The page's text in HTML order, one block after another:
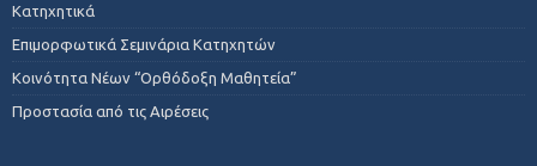
Κατηχητικά
Επιμορφωτικά Σεμινάρια Κατηχητών
Κοινότητα Νέων “Ορθόδοξη Μαθητεία”
Προστασία από τις Αιρέσεις